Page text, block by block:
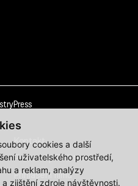
cookies a další
uživatelského prostředí,
a reklam, analýzy
zjištění zdroje návštěvnosti.
Press
Kontakt
Pracovní příležitosti
Přihlášení filmu